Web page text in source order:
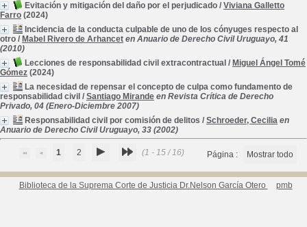
Evitación y mitigación del daño por el perjudicado / Viviana Galletto
Farro (2024)
Incidencia de la conducta culpable de uno de los cónyuges respecto al
otro / Mabel Rivero de Arhancet en Anuario de Derecho Civil Uruguayo, 41
(2010)
Lecciones de responsabilidad civil extracontractual / Miguel Ángel Tomé
Gómez (2024)
La necesidad de repensar el concepto de culpa como fundamento de
responsabilidad civil / Santiago Mirande en Revista Crítica de Derecho
Privado, 04 (Enero-Diciembre 2007)
Responsabilidad civil por comisión de delitos / Schroeder, Cecilia en
Anuario de Derecho Civil Uruguayo, 33 (2002)
1 2 (1 - 15 / 16) Página : Mostrar todo
Biblioteca de la Suprema Corte de Justicia Dr.Nelson García Otero pmb